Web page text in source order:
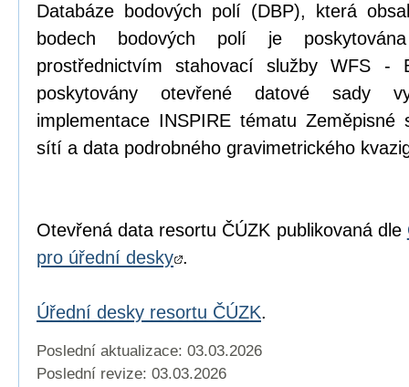
Databáze bodových polí (DBP), která
bodech bodových polí je
prostřednictvím stahovací služby WFS -
poskytovány otevřené datové sady
implementace INSPIRE tématu Zeměpisné
sítí a data podrobného gravimetrického
Otevřená data resortu ČÚZK publikovaná dle
pro úřední desky .
Úřední desky resortu ČÚZK.
Poslední aktualizace: 03.03.2026
Poslední revize: 03.03.2026